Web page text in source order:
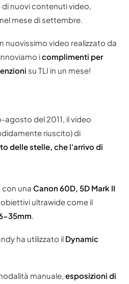
nuovi contenuti video,
mese di settembre.
nuovissimo video realizzato da
icomplimenti per
su TLI in un mese!
agosto del 2011, il video
riuscito) di
delle stelle, che l'arrivo di
con unaCanon 60D, 5D Mark II
ultrawide come il
35mm.
ha utilizzato il Dynamic
manuale,esposizioni di